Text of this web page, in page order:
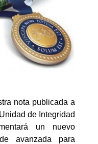
nota publicada a
de Integridad
un nuevo
avanzada para